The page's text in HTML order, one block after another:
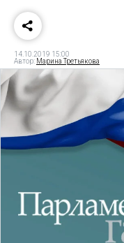
14.10.2019 15:00
Автор: Марина Третьякова